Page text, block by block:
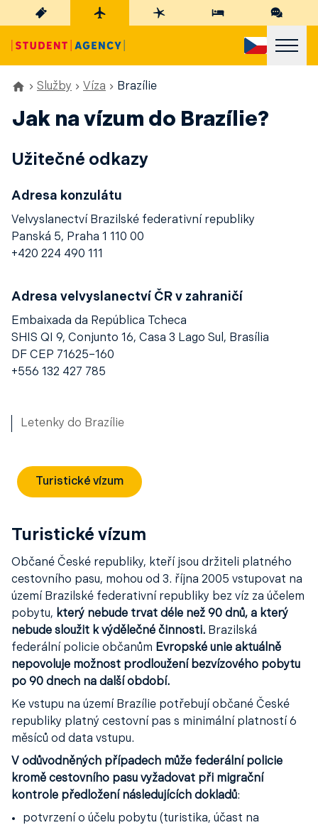
Služby Víza Brazílie
Jak na vízum do Brazílie?
Užitečné odkazy
Adresa konzulátu
Velvyslanectví Brazilské federativní republiky
Panská 5, Praha 1 110 00
+420 224 490 111
Adresa velvyslanectví ČR v zahraničí
Embaixada da República Tcheca
SHIS QI 9, Conjunto 16, Casa 3 Lago Sul, Brasília
DF CEP 71625–160
+556 132 427 785
Letenky do Brazílie
Turistické vízum
Turistické vízum
Občané České republiky, kteří jsou držiteli platného
cestovního pasu, mohou od 3. října 2005 vstupovat na
území Brazilské federativní republiky bez víz za účelem
pobytu, který nebude trvat déle než 90 dnů, a který
nebude sloužit k výdělečné činnosti. Brazilská
federální policie občanům Evropské unie aktuálně
nepovoluje možnost prodloužení bezvízového pobytu
po 90 dnech na další období.
Ke vstupu na území Brazílie potřebují občané České
republiky platný cestovní pas s minimální platností 6
měsíců od data vstupu.
V odůvodněných případech může federální policie
kromě cestovního pasu vyžadovat při migrační
kontrole předložení následujících dokladů:
potvrzení o účelu pobytu (turistika, účast na